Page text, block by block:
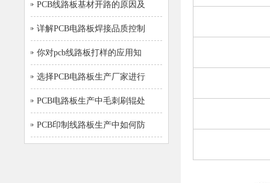
PCB线路板基材开路的原因及
详解PCB电路板焊接品质控制
你对pcb线路板打样的应用知
选择PCB电路板生产厂家进行
PCB电路板生产中毛刺刷辊处
PCB印制线路板生产中如何防